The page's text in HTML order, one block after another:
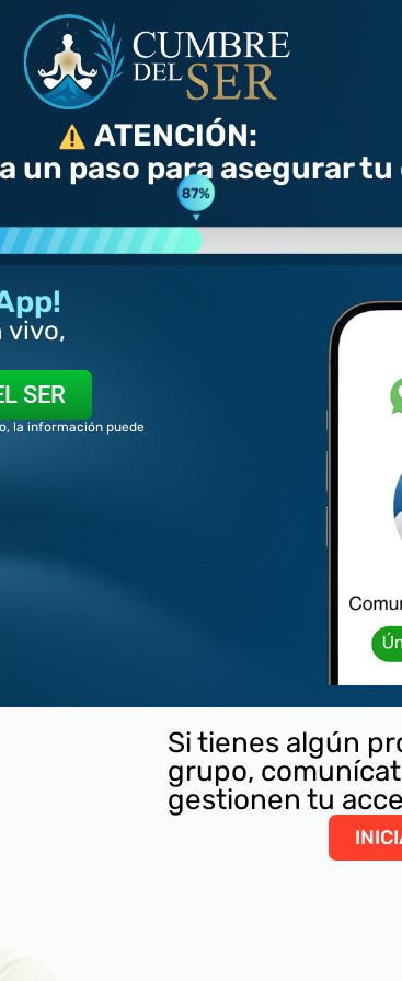
ATENCIÓN:
un paso para asegurar tu
vivo,
SER
la información puede
Si tienes algún
grupo,
gestionen tu